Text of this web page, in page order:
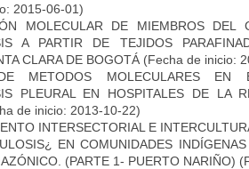
2015-06-01)
MOLECULAR DE MIEMBROS DEL
A PARTIR DE TEJIDOS
CLARA DE BOGOTÁ (Fecha de inicio:
METODOS MOLECULARES
PLEURAL EN HOSPITALES DE LA
de inicio: 2013-10-22)
INTERSECTORIAL E
EN COMUNIDADES
(PARTE 1- PUERTO NARIÑO)